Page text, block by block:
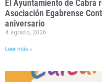
El Ayuntamiento de Cabra
Asociación Egabrense
aniversario
4 agosto, 2026
Leer más »